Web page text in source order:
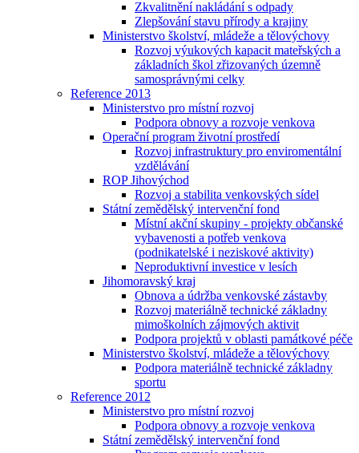
Zkvalitnění nakládání s odpady
Zlepšování stavu přírody a krajiny
Ministerstvo školství, mládeže a tělovýchovy
Rozvoj výukových kapacit mateřských a
základních škol zřizovaných územně
samosprávnými celky
Reference 2013
Ministerstvo pro místní rozvoj
Podpora obnovy a rozvoje venkova
Operační program životní prostředí
Rozvoj infrastruktury pro enviromentální
vzdělávání
ROP Jihovýchod
Rozvoj a stabilita venkovských sídel
Státní zemědělský intervenční fond
Místní akční skupiny - projekty občanské
vybavenosti a potřeb venkova
(podnikatelské i neziskové aktivity)
Neproduktivní investice v lesích
Jihomoravský kraj
Obnova a údržba venkovské zástavby
Rozvoj materiálně technické základny
mimoškolních zájmových aktivit
Podpora projektů v oblasti památkové péče
Ministerstvo školství, mládeže a tělovýchovy
Podpora materiálně technické základny
sportu
Reference 2012
Ministerstvo pro místní rozvoj
Podpora obnovy a rozvoje venkova
Státní zemědělský intervenční fond